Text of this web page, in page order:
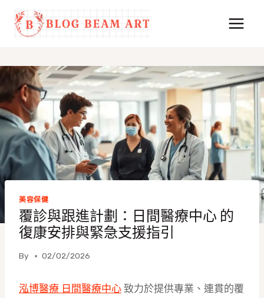
Skip
content
美容保健
覆診與跟進計劃：日間醫療中心 的
復康安排與緊急支援指引
By 02/02/2026
泓博醫療 日間醫療中心 致力於提供專業、連貫的覆